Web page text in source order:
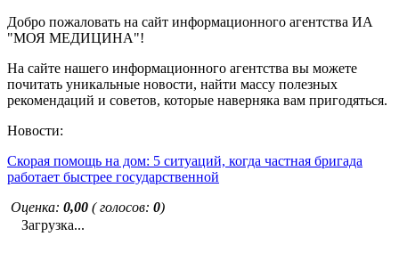
Добро пожаловать на сайт информационного агентства ИА
"МОЯ МЕДИЦИНА"!
На сайте нашего информационного агентства вы можете
почитать уникальные новости, найти массу полезных
рекомендаций и советов, которые наверняка вам пригодяться.
Новости:
Скорая помощь на дом: 5 ситуаций, когда частная бригада
работает быстрее государственной
Оценка: 0,00 ( голосов: 0)
Загрузка...